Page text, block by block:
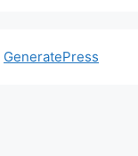
GeneratePress